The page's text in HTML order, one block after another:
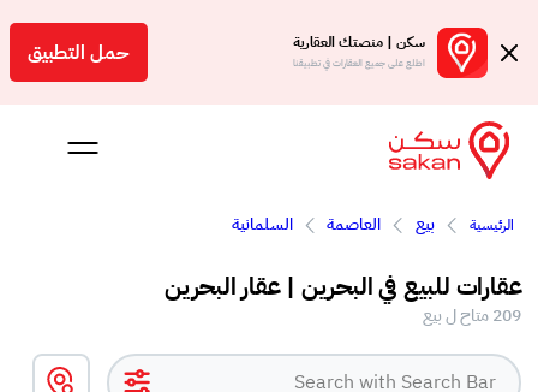
سكن | منصتك العقارية
اطلع على جميع العقارات في تطبيقنا حمل التطبيق
بالعمولة
الرئيسية بيع العاصمة السلمانية
عقارات للبيع في البحرين | عقار البحرين
209 متاح ل بيع